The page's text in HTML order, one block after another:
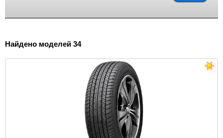
Найдено моделей 34